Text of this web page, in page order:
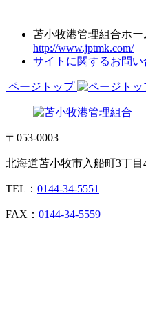
苫小牧港管理組合ホー
http://www.jptmk.com/
サイトに関するお問い
ページトップ
〒053-0003
北海道苫小牧市入船町3丁
TEL： 0144-34-5551
FAX： 0144-34-5559